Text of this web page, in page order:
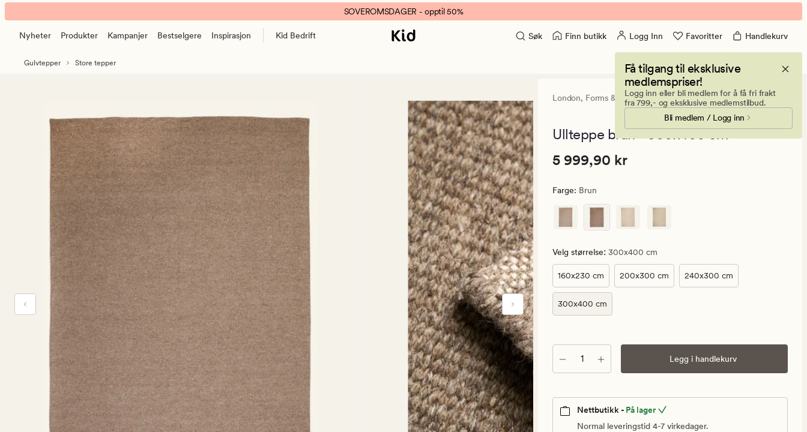
London
ullteppe
banner.
Klikk
SOVEROMSDAGER - opptil 50%
Nyheter Produkter Kampanjer Bestselgere Inspirasjon Kid Bedrift Søk Finn butikk Logg Inn Favoritter Handlekurv
Få tilgang til eksklusive
medlemspriser!
Logg inn eller bli medlem for å få fri frakt
fra 799,- og eksklusive medlemstilbud.
Bli medlem / Logg inn
Gulvtepper Store tepper
London, Forms & Objects
11
anmeldelser
en
4.5
Ullteppe brun - 300x400 cm
Pris
999,90
pris
999,90
kr
Pris 5 999,90 kr
5 999,90 kr
Farge: Brun
Velg størrelse: 300x400 cm
160x230 cm 200x300 cm 240x300 cm
300x400 cm
Antall Legg i handlekurv
Nettbutikk - På lager
Normal leveringstid 4-7 virkedager.